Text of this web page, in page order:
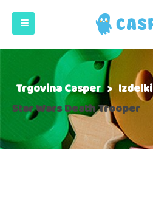
Trgovina Casper> Izdelki
Star Wars Death Trooper